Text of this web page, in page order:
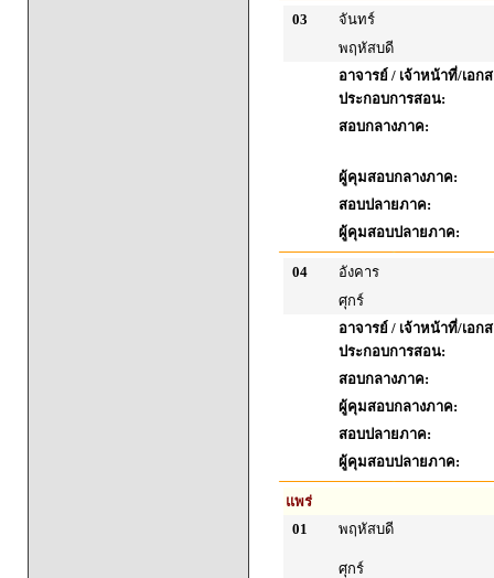
03
จันทร์
พฤหัสบดี
อาจารย์ / เจ้าหน้าที่/เอก
ประกอบการสอน:
สอบกลางภาค:
ผู้คุมสอบกลางภาค:
สอบปลายภาค:
ผู้คุมสอบปลายภาค:
04
อังคาร
ศุกร์
อาจารย์ / เจ้าหน้าที่/เอก
ประกอบการสอน:
สอบกลางภาค:
ผู้คุมสอบกลางภาค:
สอบปลายภาค:
ผู้คุมสอบปลายภาค:
แพร่
01
พฤหัสบดี
ศุกร์